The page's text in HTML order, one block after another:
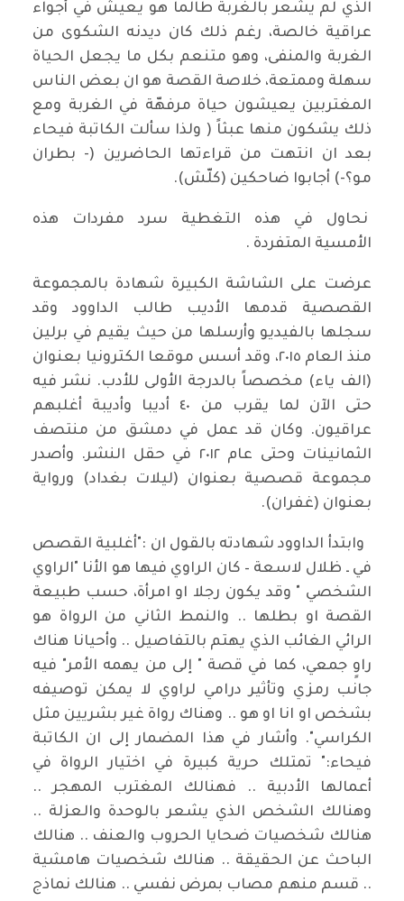
الذي لم يشعر بالغربة طالما هو يعيش في أجواء
عراقية خالصة، رغم ذلك كان ديدنه الشكوى من
الغربة والمنفى، وهو متنعم بكل ما يجعل الحياة
سهلة وممتعة، خلاصة القصة هو ان بعض الناس
المغتربين يعيشون حياة مرفهّة في الغربة ومع
ذلك يشكون منها عبثاً ( ولذا سألت الكاتبة فيحاء
بعد ان انتهت من قراءتها الحاضرين (- بطران
مو؟-) أجابوا ضاحكين (كلّش).
نحاول في هذه التغطية سرد مفردات هذه
الأمسية المتفردة .
عرضت على الشاشة الكبيرة شهادة بالمجموعة
القصصية قدمها الأديب طالب الداوود وقد
سجلها بالفيديو وأرسلها من حيث يقيم في برلين
منذ العام ٢٠١٥، وقد أسس موقعا الكترونيا بعنوان
(الف ياء) مخصصاً بالدرجة الأولى للأدب. نشر فيه
حتى الآن لما يقرب من ٤٠ أديبا وأديبة أغلبهم
عراقيون. وكان قد عمل في دمشق من منتصف
الثمانينات وحتى عام ٢٠١٢ في حقل النشر. وأصدر
مجموعة قصصية بعنوان (ليلات بغداد) ورواية
بعنوان (غفران).
وابتدأ الداوود شهادته بالقول ان :"أغلبية القصص
في ـ ظلال لاسعة – كان الراوي فيها هو الأنا "الراوي
الشخصي " وقد يكون رجلا او امرأة، حسب طبيعة
القصة او بطلها .. والنمط الثاني من الرواة هو
الرائي الغائب الذي يهتم بالتفاصيل .. وأحيانا هناك
راوٍ جمعي، كما في قصة " إلى من يهمه الأمر" فيه
جانب رمزي وتأثير درامي لراوي لا يمكن توصيفه
بشخص او انا او هو .. وهناك رواة غير بشريين مثل
الكراسي". وأشار في هذا المضمار إلى ان الكاتبة
فيحاء:" تمتلك حرية كبيرة في اختيار الرواة في
أعمالها الأدبية .. فهنالك المغترب المهجر ..
وهنالك الشخص الذي يشعر بالوحدة والعزلة ..
هنالك شخصيات ضحايا الحروب والعنف .. هنالك
الباحث عن الحقيقة .. هنالك شخصيات هامشية
.. قسم منهم مصاب بمرض نفسي .. هنالك نماذج